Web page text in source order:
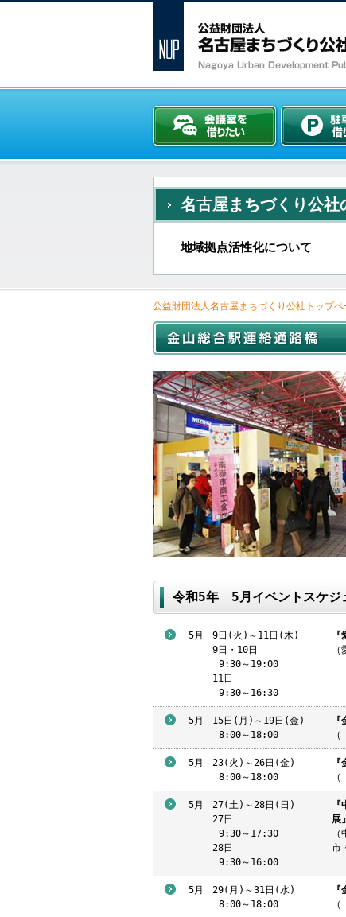
名古屋まちづくり公社
地域拠点活性化について
公益財団法人名古屋まちづくり公社トップペ
令和5年 5月イベントスケジ
5月
9日(火)～11日(木)
9日・10日
9:30～19:00
11日
9:30～16:30
5月
15日(月)～19日(金)
8:00～18:00
5月
23(火)～26日(金)
8:00～18:00
5月
27(土)～28日(日)
27日
9:30～17:30
28日
9:30～16:00
展』
市
5月
29(月)～31日(水)
8:00～18:00